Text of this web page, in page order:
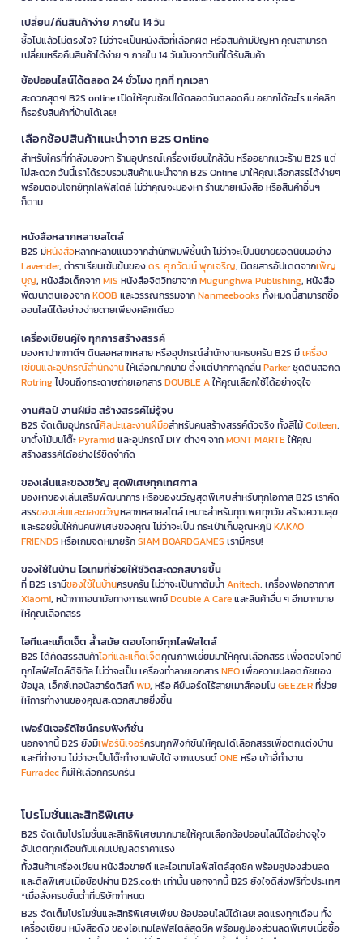
เปลี่ยน/คืนสินค้าง่าย ภายใน 14 วัน
ซื้อไปแล้วไม่ตรงใจ? ไม่ว่าจะเป็นหนังสือที่เลือกผิด หรือสินค้ามีปัญหา คุณสามารถ
เปลี่ยนหรือคืนสินค้าได้ง่าย ๆ ภายใน 14 วันนับจากวันที่ได้รับสินค้า
ช้อปออนไลน์ได้ตลอด 24 ชั่วโมง ทุกที่ ทุกเวลา
สะดวกสุดๆ! B2S online เปิดให้คุณช้อปได้ตลอดวันตลอดคืน อยากได้อะไร แค่คลิก
ก็รอรับสินค้าที่บ้านได้เลย!
เลือกช้อปสินค้าแนะนำจาก B2S Online
สำหรับใครที่กำลังมองหา ร้านอุปกรณ์เครื่องเขียนใกล้ฉัน หรืออยากแวะร้าน B2S แต่
ไม่สะดวก วันนี้เราได้รวบรวมสินค้าแนะนำจาก B2S Online มาให้คุณเลือกสรรได้ง่ายๆ
พร้อมตอบโจทย์ทุกไลฟ์สไตล์ ไม่ว่าคุณจะมองหา ร้านขายหนังสือ หรือสินค้าอื่นๆ
ก็ตาม
หนังสือหลากหลายสไตล์
B2S มีหนังสือหลากหลายแนวจากสำนักพิมพ์ชั้นนำ ไม่ว่าจะเป็นนิยายยอดนิยมอย่าง
Lavender, ตำราเรียนเข้มข้นของดร. ศุภวัฒน์ พุกเจริญ, นิตยสารอัปเดตจากเพ็ญ
บุญ, หนังสือเด็กจากMIS หนังสือจิตวิทยาจากMugunghwa Publishing, หนังสือ
พัฒนาตนเองจากKOOB และวรรณกรรมจากNanmeebooks ทั้งหมดนี้สามารถซื้อ
ออนไลน์ได้อย่างง่ายดายเพียงคลิกเดียว
เครื่องเขียนคู่ใจ ทุกการสร้างสรรค์
มองหาปากกาดีๆ ดินสอหลากหลาย หรืออุปกรณ์สำนักงานครบครัน B2S มีเครื่อง
เขียนและอุปกรณ์สำนักงานให้เลือกมากมาย ตั้งแต่ปากกาลูกลื่นParkerชุดดินสอกด
Rotringไปจนถึงกระดาษถ่ายเอกสารDOUBLE Aให้คุณเลือกใช้ได้อย่างจุใจ
งานศิลป์ งานฝีมือ สร้างสรรค์ไม่รู้จบ
B2S จัดเต็มอุปกรณ์ศิลปะและงานฝีมือสำหรับคนสร้างสรรค์ตัวจริง ทั้งสีไม้Colleen,
ขาตั้งไม้บนโต๊ะPyramidและอุปกรณ์ DIY ต่างๆ จากMONT MARTEให้คุณ
สร้างสรรค์ได้อย่างไร้ขีดจำกัด
ของเล่นและของขวัญ สุดพิเศษทุกเทศกาล
มองหาของเล่นเสริมพัฒนาการ หรือของขวัญสุดพิเศษสำหรับทุกโอกาส B2S เราคัด
สรรของเล่นและของขวัญหลากหลายสไตล์ เหมาะสำหรับทุกเพศทุกวัย สร้างความสุข
และรอยยิ้มให้กับคนพิเศษของคุณ ไม่ว่าจะเป็น กระเป๋าเก็บอุณหภูมิKAKAO
FRIENDS หรือเกมจดหมายรักSIAM BOARDGAMES เรามีครบ!
ของใช้ในบ้าน ไอเทมที่ช่วยให้ชีวิตสะดวกสบายขึ้น
ที่ B2S เรามีของใช้ในบ้านครบครัน ไม่ว่าจะเป็นกาต้มน้ำAnitech, เครื่องฟอกอากาศ
Xiaomi, หน้ากากอนามัยทางการแพทย์Double A Careและสินค้าอื่น ๆ อีกมากมาย
ให้คุณเลือกสรร
ไอทีและแก็ดเจ็ต ล้ำสมัย ตอบโจทย์ทุกไลฟ์สไตล์
B2S ได้คัดสรรสินค้าไอทีและแก็ดเจ็ตคุณภาพเยี่ยมมาให้คุณเลือกสรร เพื่อตอบโจทย์
ทุกไลฟ์สไตล์ดิจิทัล ไม่ว่าจะเป็น เครื่องทำลายเอกสารNEOเพื่อความปลอดภัยของ
ข้อมูล, เอ็กซ์เทอนัลฮาร์ดดิสก์WD, หรือ คีย์บอร์ดไร้สายเมาส์คอมโบGEEZERที่ช่วย
ให้การทำงานของคุณสะดวกสบายยิ่งขึ้น
เฟอร์นิเจอร์ดีไซน์ครบฟังก์ชั่น
นอกจากนี้ B2S ยังมีเฟอร์นิเจอร์ครบทุกฟังก์ชันให้คุณได้เลือกสรรเพื่อตกแต่งบ้าน
และที่ทำงาน ไม่ว่าจะเป็นโต๊ะทำงานพับได้ จากแบรนด์ONEหรือ เก้าอี้ทำงาน
Furradecก็มีให้เลือกครบครัน
โปรโมชั่นและสิทธิพิเศษ
B2S จัดเต็มโปรโมชั่นและสิทธิพิเศษมากมายให้คุณเลือกช้อปออนไลน์ได้อย่างจุใจ
อัปเดตทุกเดือนกับแคมเปญลดราคาแรง
ทั้งสินค้าเครื่องเขียน หนังสือขายดี และไอเทมไลฟ์สไตล์สุดชิค พร้อมคูปองส่วนลด
และดีลพิเศษเมื่อช้อปผ่าน B2S.co.th เท่านั้น นอกจากนี้ B2S ยังใจดีส่งฟรีทั่วประเทศ
*เมื่อสั่งครบขั้นต่ำที่บริษัทกำหนด
B2S จัดเต็มโปรโมชั่นและสิทธิพิเศษเพียบ ช้อปออนไลน์ได้เลย! ลดแรงทุกเดือน ทั้ง
เครื่องเขียน หนังสือดัง ของไอเทมไลฟ์สไตล์สุดชิค พร้อมคูปองส่วนลดพิเศษเมื่อซื้อ